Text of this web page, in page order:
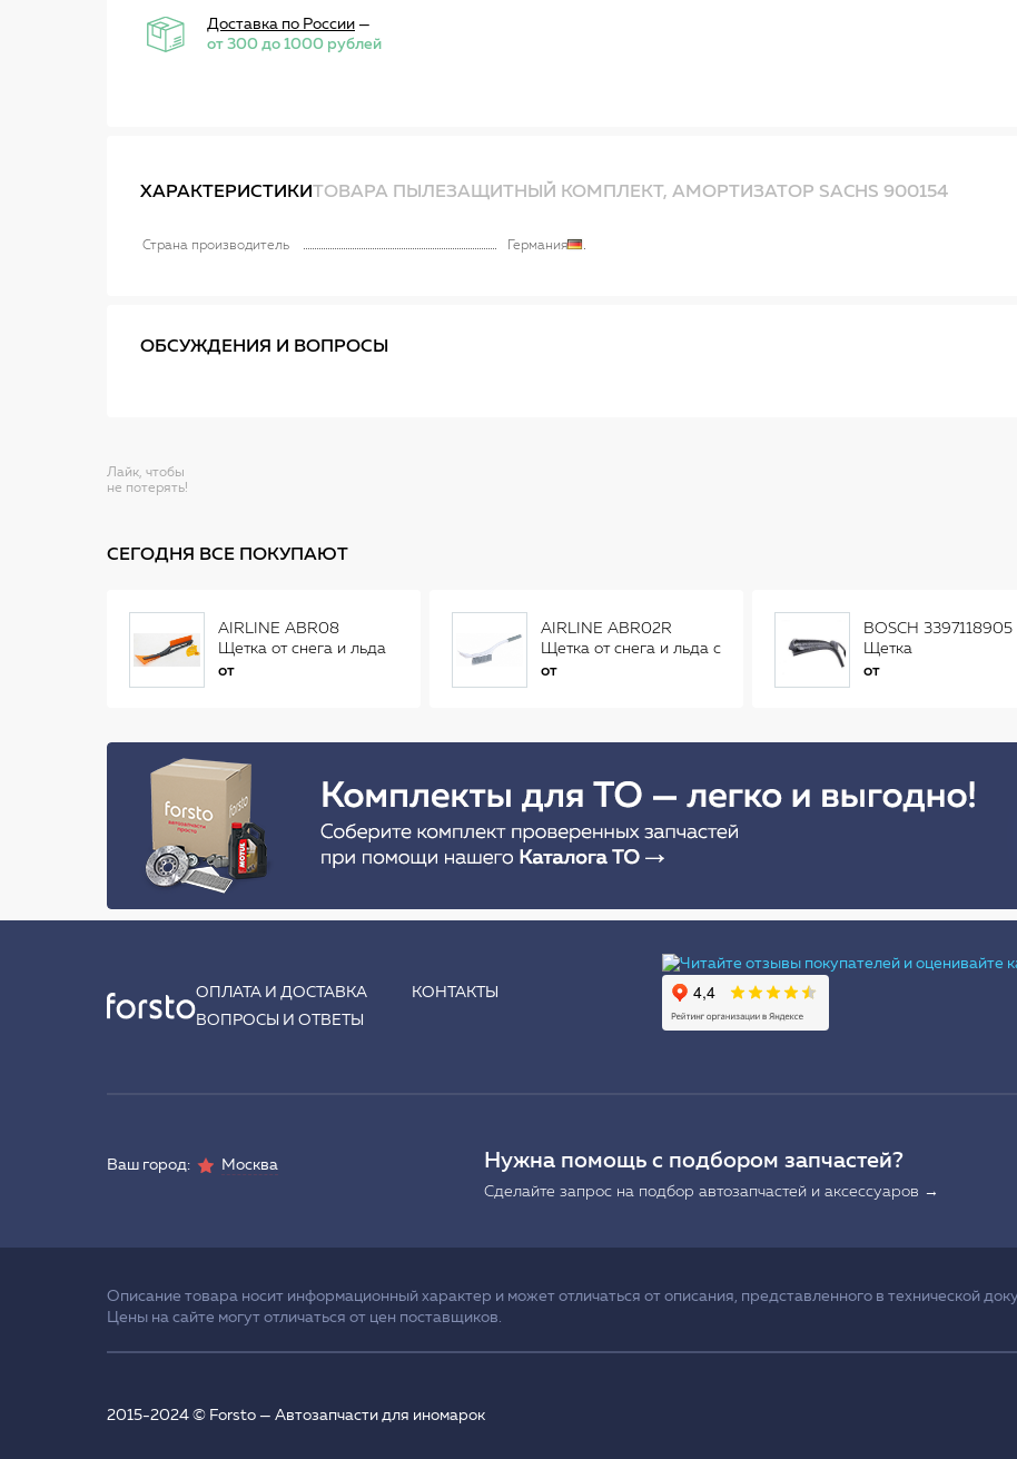
Доставка по России —
от 300 до 1000 рублей
ХАРАКТЕРИСТИКИТОВАРА ПЫЛЕЗАЩИТНЫЙ КОМПЛЕКТ, АМОРТИЗАТОР SACHS 900154
Страна производитель Германия
ОБСУЖДЕНИЯ И ВОПРОСЫ
Лайк, чтобы
не потерять!
СЕГОДНЯ ВСЕ ПОКУПАЮТ
AIRLINE ABR08
Щетка от снега и льда
(34 см)
от
AIRLINE ABR02R
Щетка от снега и льда с
распушенной щетиной
от
BOSCH 3397118905
Щетка
стеклоочистителя
от
ОПЛАТА И ДОСТАВКА
КОНТАКТЫ
ВОПРОСЫ И ОТВЕТЫ
Ваш город: Москва Нужна помощь с подбором запчастей?
Сделайте запрос на подбор автозапчастей и аксессуаров →
Описание товара носит информационный характер и может отличаться от описания, представленного в технической
Цены на сайте могут отличаться от цен поставщиков.
2015-2024 © Forsto — Автозапчасти для иномарок